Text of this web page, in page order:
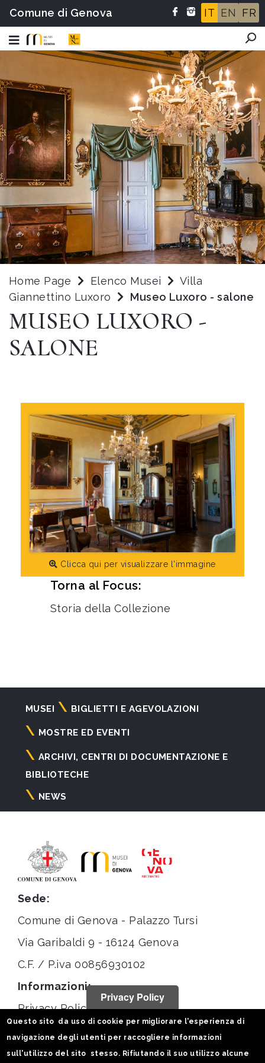
Comune di Genova IT EN FR
Home Page Elenco Musei
Villa
Giannettino Luxoro
Museo Luxoro - salone
MUSEO LUXORO -
SALONE
Clicca qui per visualizzare l'immagine
Torna al Focus:
Storia della Collezione
Navigazione
principale
MUSEI BIGLIETTI E AGEVOLAZIONI
MOSTRE ED EVENTI
ARCHIVI, CENTRI DI DOCUMENTAZIONE E
BIBLIOTECHE
NEWS
Sede:
Comune di Genova - Palazzo Tursi
Via Garibaldi 9 - 16124 Genova
C.F. / P.iva 00856930102
Informazioni:
Privacy Policy
Statistiche
Privacy Policy
Questo sito da uso di cookie per migliorare l'esperienza di
navigazione degli utenti per raccogliere informazioni
sull'utilizzo del sito stesso. Rifiutando il suo utilizzo alcune